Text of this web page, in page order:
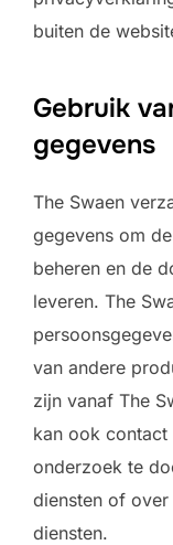
buiten de
Gebruik
gegevens
The Swaen
gegevens om
beheren en de
leveren. The
van andere
zijn vanaf The
kan ook contact
onderzoek te
diensten of
diensten.